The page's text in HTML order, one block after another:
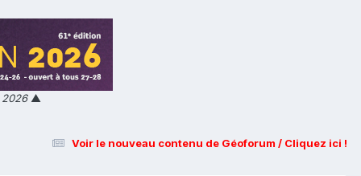
▲
Voir le nouveau contenu de Géoforum / Cliquez ici !